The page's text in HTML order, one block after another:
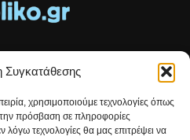
Συγκατάθεσης
χρησιμοποιούμε τεχνολογίες όπως
πρόσβαση σε πληροφορίες
λόγω τεχνολογίες θα μας επιτρέψει να
ιστορίες από το Αιτωλικό
και ενημερώνει.